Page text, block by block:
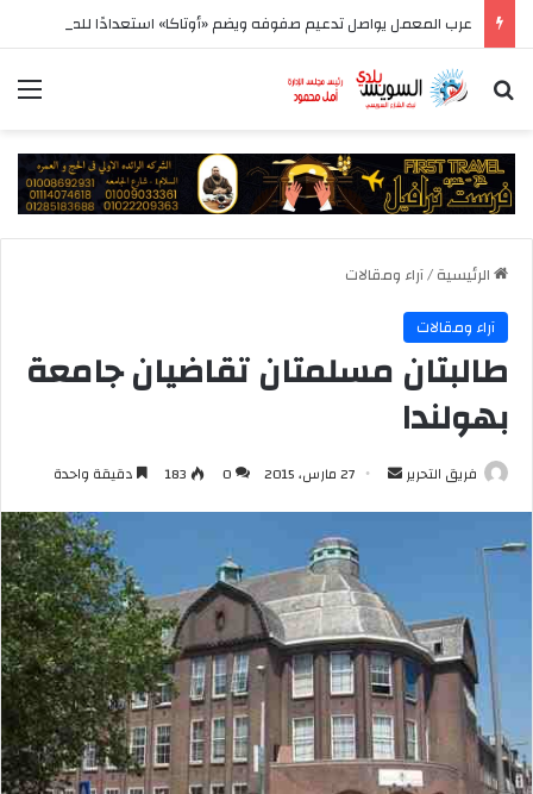
بحث عن
الرئيسية/آراء ومقالات
آراء ومقالات
طالبتان مسلمتان تقاضيان جامعة
بهولندا
فريق التحرير
أرسل
إلكترونيا
27 مارس، 2015 0
183 دقيقة واحدة